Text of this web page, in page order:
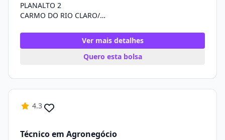
PLANALTO 2
CARMO DO RIO CLARO/MG
Ver mais detalhes
Quero esta bolsa
4.3
Técnico em Agronegócio